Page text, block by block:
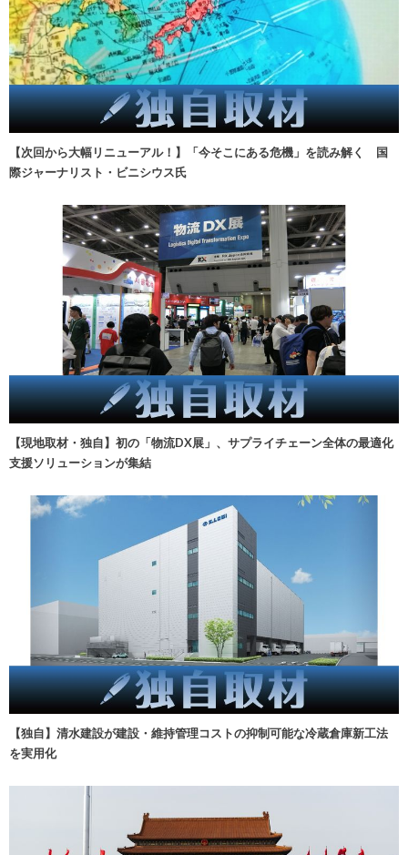
【次回から大幅リニューアル！】「今そこにある危機」を読み解く 国
際ジャーナリスト・ビニシウス氏
【現地取材・独自】初の「物流DX展」、サプライチェーン全体の最適化
支援ソリューションが集結
【独自】清水建設が建設・維持管理コストの抑制可能な冷蔵倉庫新工法
を実用化